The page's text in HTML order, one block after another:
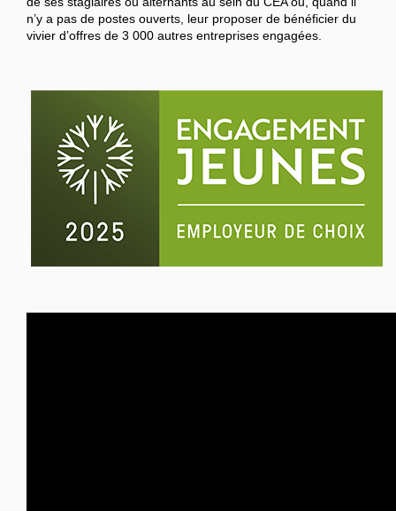
n’y a pas de postes ouverts, leur proposer de bénéficier du
vivier d’offres de 3 000 autres entreprises engagées.